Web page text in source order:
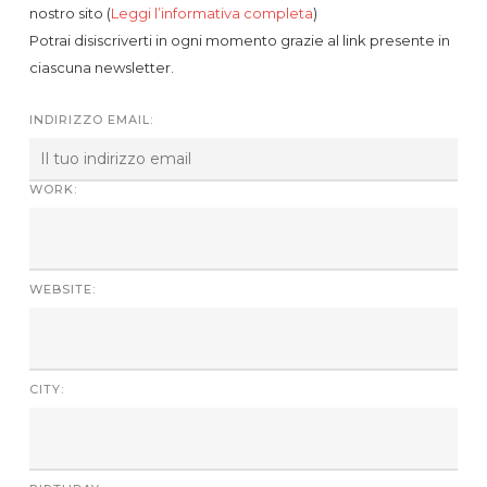
nostro sito (Leggi l’informativa completa)
Potrai disiscriverti in ogni momento grazie al link presente in
ciascuna newsletter.
INDIRIZZO EMAIL:
WORK:
WEBSITE:
CITY: